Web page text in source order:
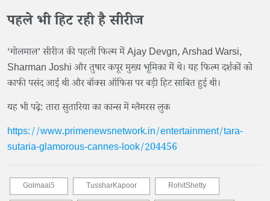
पहले भी हिट रही है सीरीज
‘गोलमाल’ सीरीज की पहली फिल्म में Ajay Devgn, Arshad Warsi,
Sharman Joshi और तुषार कपूर मुख्य भूमिका में थे। यह फिल्म दर्शकों को
काफी पसंद आई थी और बॉक्स ऑफिस पर बड़ी हिट साबित हुई थी।
यह भी पढ़े: तारा सुतारिया का कान्स में ग्लैमरस लुक
https://www.primenewsnetwork.in/entertainment/tara-
sutaria-glamorous-cannes-look/204456
Golmaal5 TussharKapoor
RohitShetty